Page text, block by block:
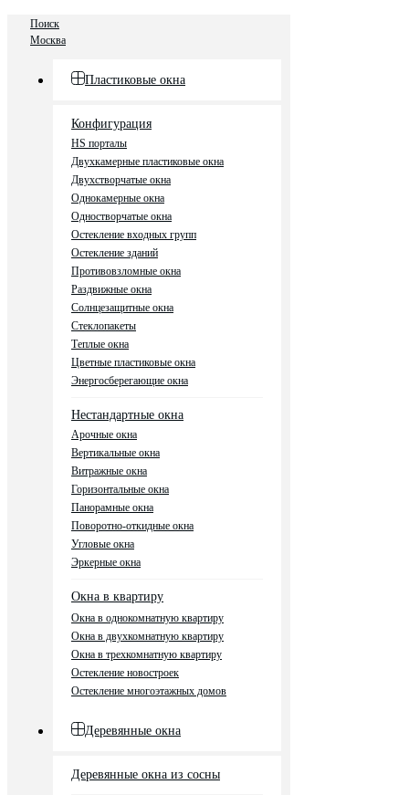
Поиск
Москва
Пластиковые окна
Конфигурация
HS порталы
Двухкамерные пластиковые окна
Двухстворчатые окна
Однокамерные окна
Одностворчатые окна
Остекление входных групп
Остекление зданий
Противовзломные окна
Раздвижные окна
Солнцезащитные окна
Стеклопакеты
Теплые окна
Цветные пластиковые окна
Энергосберегающие окна
Нестандартные окна
Арочные окна
Вертикальные окна
Витражные окна
Горизонтальные окна
Панорамные окна
Поворотно-откидные окна
Угловые окна
Эркерные окна
Окна в квартиру
Окна в однокомнатную квартиру
Окна в двухкомнатную квартиру
Окна в трехкомнатную квартиру
Остекление новостроек
Остекление многоэтажных домов
Деревянные окна
Деревянные окна из сосны